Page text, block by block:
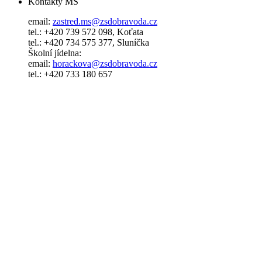
email: zastred.ms@zsdobravoda.cz
tel.: +420 739 572 098, Koťata
tel.: +420 734 575 377, Sluníčka
Školní jídelna:
email: horackova@zsdobravoda.cz
tel.: +420 733 180 657